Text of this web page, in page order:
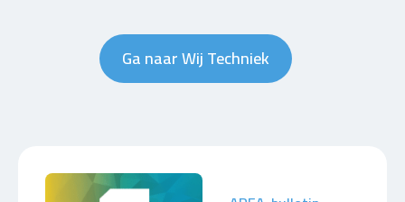
Ga naar Wij Techniek